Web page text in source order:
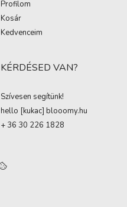
Profilom
Kosár
Kedvenceim
KÉRDÉSED VAN?
Szívesen segítünk!
hello [kukac] blooomy.hu
+ 36 30 226 1828